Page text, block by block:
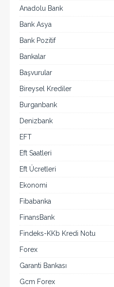
Anadolu Bank
Bank Asya
Bank Pozitif
Bankalar
Başvurular
Bireysel Krediler
Burganbank
Denizbank
EFT
Eft Saatleri
Eft Ücretleri
Ekonomi
Fibabanka
FinansBank
Findeks-KKb Kredi Notu
Forex
Garanti Bankası
Gcm Forex